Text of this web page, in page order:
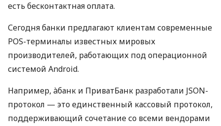
есть бесконтактная оплата.
Сегодня банки предлагают клиентам современные
POS-терминалы известных мировых
производителей, работающих под операционной
системой Android.
Например, àбанк и ПриватБанк разработали JSON-
протокол — это единственный кассовый протокол,
поддерживающий сочетание со всеми вендорами